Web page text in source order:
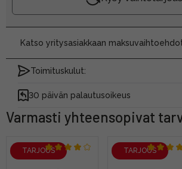
Katso yritysasiakkaan
Toimituskulut:
30 päivän palautusoikeus
Varmasti yhteensopivat
TARJOUS TARJOUS